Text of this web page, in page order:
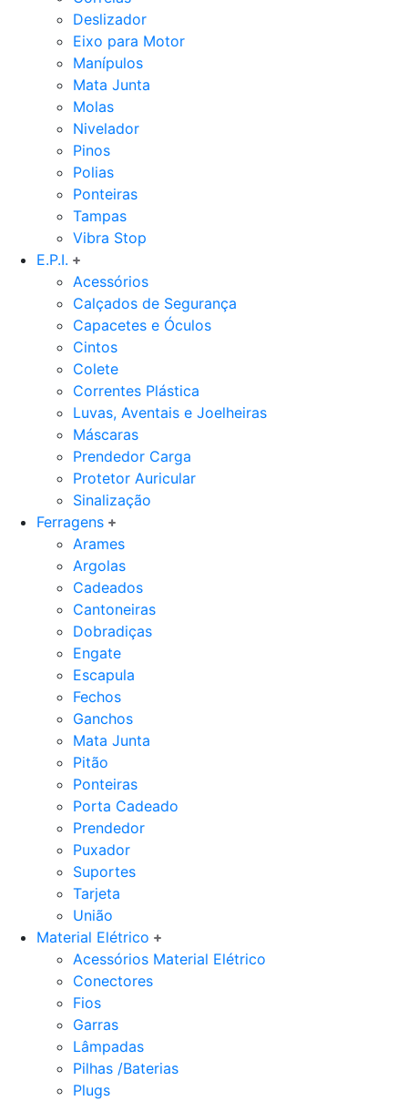
Deslizador
Eixo para Motor
Manípulos
Mata Junta
Molas
Nivelador
Pinos
Polias
Ponteiras
Tampas
Vibra Stop
E.P.I.
Acessórios
Calçados de Segurança
Capacetes e Óculos
Cintos
Colete
Correntes Plástica
Luvas, Aventais e Joelheiras
Máscaras
Prendedor Carga
Protetor Auricular
Sinalização
Ferragens
Arames
Argolas
Cadeados
Cantoneiras
Dobradiças
Engate
Escapula
Fechos
Ganchos
Mata Junta
Pitão
Ponteiras
Porta Cadeado
Prendedor
Puxador
Suportes
Tarjeta
União
Material Elétrico
Acessórios Material Elétrico
Conectores
Fios
Garras
Lâmpadas
Pilhas /Baterias
Plugs